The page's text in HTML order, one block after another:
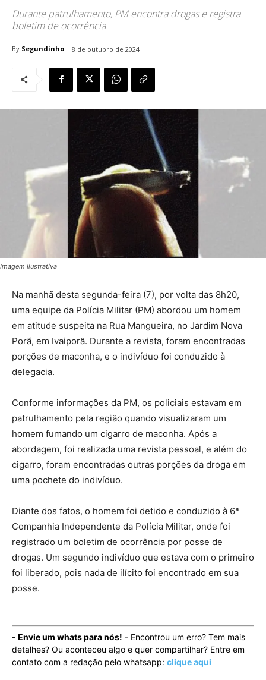
Durante patrulhamento, PM encontra drogas e registra
boletim de ocorrência
By Segundinho 8 de outubro de 2024
Imagem Ilustrativa
Na manhã desta segunda-feira (7), por volta das 8h20,
uma equipe da Polícia Militar (PM) abordou um homem
em atitude suspeita na Rua Mangueira, no Jardim Nova
Porã, em Ivaiporã. Durante a revista, foram encontradas
porções de maconha, e o indivíduo foi conduzido à
delegacia.
Conforme informações da PM, os policiais estavam em
patrulhamento pela região quando visualizaram um
homem fumando um cigarro de maconha. Após a
abordagem, foi realizada uma revista pessoal, e além do
cigarro, foram encontradas outras porções da droga em
uma pochete do indivíduo.
Diante dos fatos, o homem foi detido e conduzido à 6ª
Companhia Independente da Polícia Militar, onde foi
registrado um boletim de ocorrência por posse de
drogas. Um segundo indivíduo que estava com o primeiro
foi liberado, pois nada de ilícito foi encontrado em sua
posse.
- Envie um whats para nós! - Encontrou um erro? Tem mais
detalhes? Ou aconteceu algo e quer compartilhar? Entre em
contato com a redação pelo whatsapp: clique aqui